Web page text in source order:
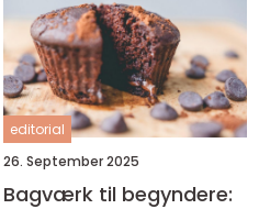
editorial
26. September 2025
Bagværk til begyndere: